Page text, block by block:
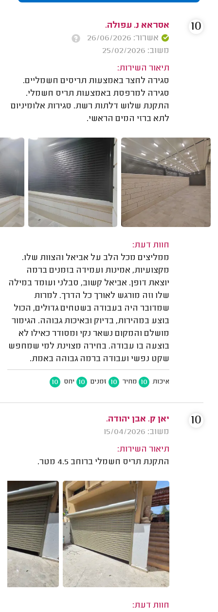
אסראא נ. עפולה.
אשרור: 26/06/2026
משוב: 25/02/2026
תיאור השירות:
סגירה לחצר באמצעות תריסים חשמליים.
סגירה למרפסת באמצעות תריס חשמלי.
התקנת שלוש דלתות רשת. סגירות אלומיניום
לתא ברזי המים הראשי.
חוות דעת:
ממליצים מכל הלב על אביאל והצוות שלו.
מקצועיות, אמינות ועמידה בזמנים ברמה
יוצאת דופן. אביאל קשוב, סבלני ועומד במילה
שלו וזה מורגש לאורך כל הדרך. למרות
שמדובר היה בעבודה בשטחים גדולים, הכול
בוצע במהירות, בדיוק ובאיכות גבוהה. הגימור
מושלם והמקום נשאר נקי ומסודר כאילו לא
בוצעה בו עבודה. בחירה מצוינת למי שמחפש
שקט נפשי ועבודה ברמה גבוהה באמת.
איכות 10 מחיר 10 זמנים 10 יחס 10
10
יאן ק. אבן יהודה.
משוב: 15/04/2026
תיאור השירות:
התקנת תריס חשמלי ברוחב 4.5 מטר.
חוות דעת:
10